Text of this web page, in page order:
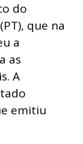
do
que na
a
as
A
emitiu